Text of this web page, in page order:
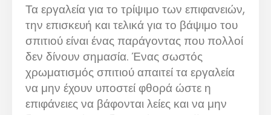
Τα εργαλεία για το τρίψιμο των επιφανειών,
την επισκευή και τελικά για το βάψιμο του
σπιτιού είναι ένας παράγοντας που πολλοί
δεν δίνουν σημασία. Ένας σωστός
χρωματισμός σπιτιού απαιτεί τα εργαλεία
να μην έχουν υποστεί φθορά ώστε η
επιφάνειες να βάφονται λείες και να μην